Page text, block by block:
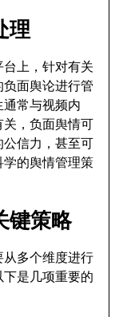
理
上，针对有关
面舆论进行管
常与视频内
，负面舆情可
信力，甚至可
的舆情管理策
键策略
多个维度进行
是几项重要的